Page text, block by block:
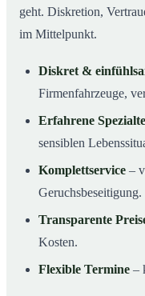
geht. Diskretion,
im Mittelpunkt.
Diskret &
Firmenfahrzeuge,
Erfahrene
sensiblen
Komplettservice –
Geruchsbeseitigung.
Transparente
Kosten.
Flexible Termine –